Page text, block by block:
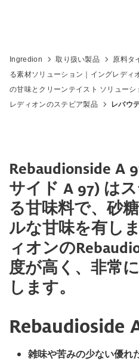
Ingredion 取り扱い製品
原料タ
る素材ソリューション｜イングレディ
の甘味とクリーンテイスト ソリュー
レディオンのステビア製品
レバウ
Rebaudionside A
サイド A 97) は
る甘味料で、砂
ルな甘味を有し
ィオンの
度が高く、非常
します。
Rebaudioside
雑味や苦みの少ない優れ